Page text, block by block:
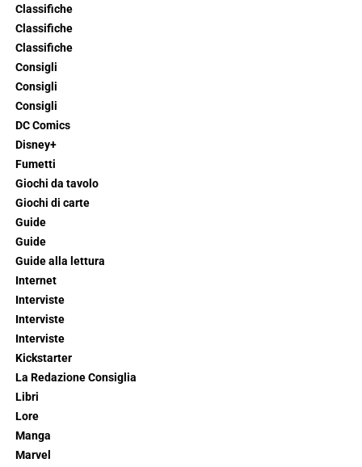
Classifiche
Classifiche
Classifiche
Consigli
Consigli
Consigli
DC Comics
Disney+
Fumetti
Giochi da tavolo
Giochi di carte
Guide
Guide
Guide alla lettura
Internet
Interviste
Interviste
Interviste
Kickstarter
La Redazione Consiglia
Libri
Lore
Manga
Marvel